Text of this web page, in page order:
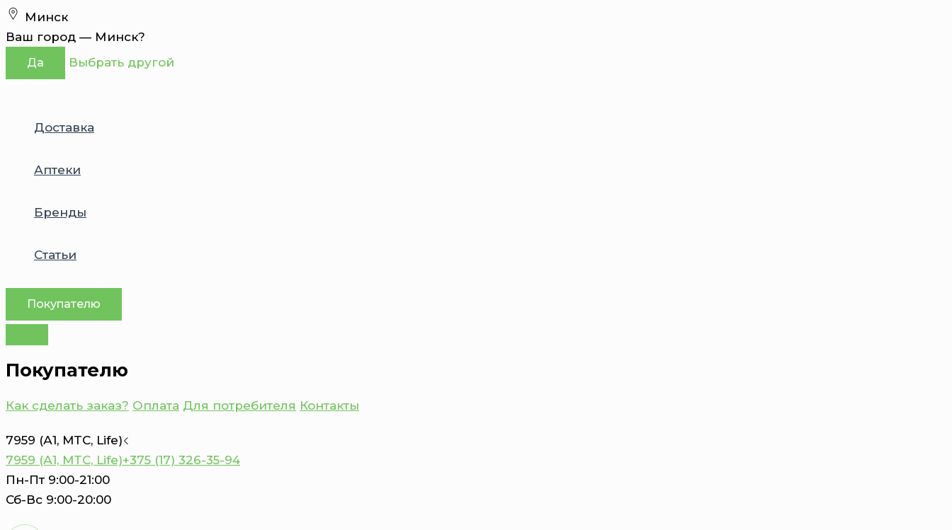
Перейти
к
содержимому
Минск
Ваш город — Минск?
Да Выбрать другой
Доставка
Аптеки
Бренды
Статьи
Покупателю
Покупателю
Как сделать заказ? Оплата Для потребителя Контакты
7959 (А1, MTC, Life)
7959 (А1, MTC, Life)+375 (17) 326-35-94
Пн-Пт 9:00-21:00
Сб-Вс 9:00-20:00